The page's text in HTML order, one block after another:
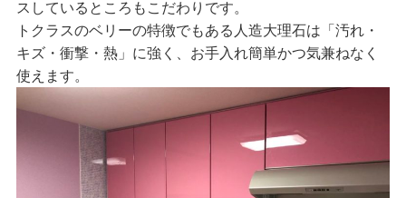
スしているところもこだわりです。
トクラスのベリーの特徴でもある人造大理石は「汚れ・
キズ・衝撃・熱」に強く、お手入れ簡単かつ気兼ねなく
使えます。